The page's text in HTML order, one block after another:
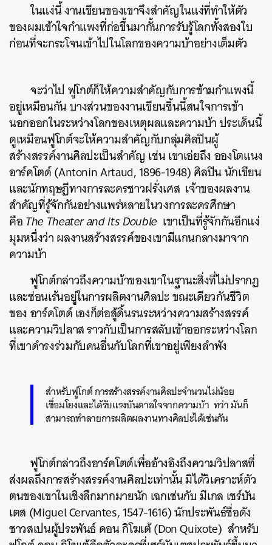
ในแง่นี้ งานเขียนของเขาจึงสำคัญในแง่ที่ทำให้ตัว
ของผมเข้าใจกำแพงที่ก่อขึ้นมากั้นการรับรู้โลกทั้งสองใบ
ก่อนที่จะกระโจนเข้าไปในโลกของความบ้าอย่างเต็มตัว
จะว่าไป ฟูโกต์ก็ให้ความสำคัญกับการข้ามกำแพงนี้
อยู่เหมือนกัน บางส่วนของงานเขียนชิ้นนี้สนใจการเข้า
นอกออกในระหว่างโลกของเหตุผลและความบ้า ประเด็นนี้
ดูเหมือนฟูโกต์จะให้ความสำคัญกับกลุ่มศิลปินผู้
สร้างสรรค์งานศิลปะเป็นสำคัญ เช่น เขาเอ่ยถึง อองโตแนง
อาร์คโตด์ (Antonin Artaud, 1896-1948) ศิลปิน นักเขียน
และนักทฤษฏีทางการละครชาวฝรั่งเศส เจ้าของผลงาน
สำคัญที่รู้จักกันอย่างแพร่หลายในวงการละครศึกษา
คือThe Theater and its Double เขาเป็นที่รู้จักกันอีกแง่
มุมหนึ่งว่า ผลงานสร้างสรรค์ของเขามีแกนกลางมาจาก
ความบ้า
ฟูโกต์กล่าวถึงความบ้าของเขาในฐานะสิ่งที่ไม่ปรากฏ
และซ่อนเร้นอยู่ในการผลิตงานศิลปะ ขณะเดียวกันชีวิต
ของ อาร์คโตด์ เองก็ต่อสู้ดิ้นรนระหว่างความสร้างสรรค์
และความวิปลาส ราวกับเป็นการสลับเข้าออกระหว่างโลก
ที่เขาดำรงร่วมกับคนอื่นกับโลกที่เขาอยู่เพียงลำพัง
สำหรับฟูโกต์ การสร้างสรรค์งานศิลปะจำนวนไม่น้อย
เชื่อมโยงและได้รับแรงบันดาลใจจากความบ้า ทว่า มันก็
สามารถทำลายการผลิตผลงานทางศิลปะได้เช่นกัน
ฟูโกต์กล่าวถึงอาร์คโตด์เพื่ออ้างอิงถึงความวิปลาสที่
ส่งผลถึงการสร้างสรรค์งานศิลปะเท่านั้น มิได้วิเคราะห์ตัว
ตนของเขาในเชิงลึกมากมายนัก เฉกเช่นกับ มีเกล เซร์บัน
เตส (Miguel Cervantes, 1547-1616) นักประพันธ์ชื่อดัง
ชาวสเปนผู้ประพันธ์ ดอน กิโฆเต้ (Don Quixote) สำหรับ